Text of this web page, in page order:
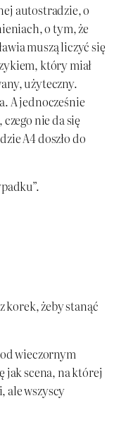
autostradzie, o
o tym, że
muszą liczyć się
który miał
użyteczny.
A jednocześnie
nie da się
A4 doszło do
korek, żeby stanąć
wieczornym
jak scena, na której
ale wszyscy